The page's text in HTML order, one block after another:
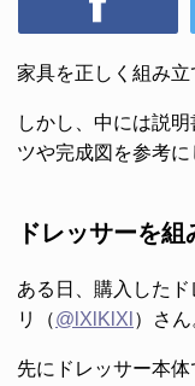
家具を正しく組み立
しかし、中には説
ツや完成図を参考に
ドレッサーを
ある日、購入した
リ（@lXlKlXl ）さん
先にドレッサー本